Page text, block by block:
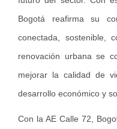
Bogotá reafirma su
conectada, sostenible,
renovación urbana se
mejorar la calidad de
desarrollo económico y
Con la AE Calle 72,